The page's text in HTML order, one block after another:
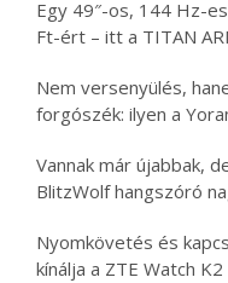
Egy 49″-os, 144 Hz-
Ft-ért – itt a TITAN
Nem versenyülés,
forgószék: ilyen a
Vannak már újabbak,
BlitzWolf hangszóró
Nyomkövetés és
kínálja a ZTE Watch